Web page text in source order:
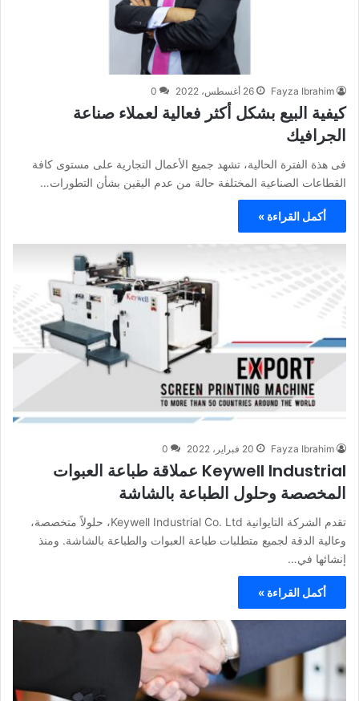
Fayza Ibrahim 26 أغسطس، 2022 0
كيفية البيع بشكل أكثر فعالية لعملاء صناعة
الجرافيك
فى هذة الفترة الحالية، تشهد جميع الأعمال التجارية على مستوى كافة
القطاعات الصناعية المختلفة حالة من عدم اليقين بشأن التطورات…
أكمل القراءة »
Fayza Ibrahim 20 فبراير، 2022 0
Keywell Industrial عملاقة طباعة العبوات
المخصصة وحلول الطباعة بالشاشة
تقدم الشركة التايوانية Keywell Industrial Co. Ltd، حلولاً متخصصة،
وعالية الدقة لجميع متطلبات طباعة العبوات والطباعة بالشاشة. ومنذ
إنشائها في…
أكمل القراءة »